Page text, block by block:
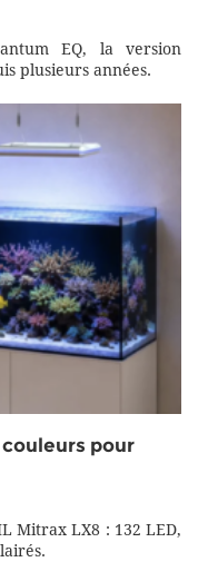
EQ, la version
plusieurs années.
couleurs pour
Mitrax LX8 : 132 LED,